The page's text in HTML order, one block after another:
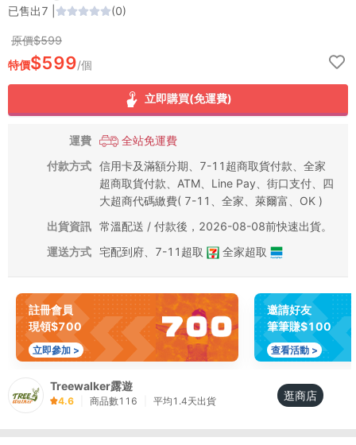
已售出7 (0)
原價$599
特價$599/個
立即購買(免運費)
運費
全站免運費
付款方式 信用卡及滿額分期、7-11超商取貨付款、全家
超商取貨付款、ATM、Line Pay、街口支付、四
大超商代碼繳費( 7-11、全家、萊爾富、OK )
出貨資訊 常溫配送 / 付款後，2026-08-08前快速出貨。
運送方式 宅配到府 7-11超取 全家超取
註冊會員
現領$700
立即參加 >
邀請好友
筆筆賺$100
查看活動 >
Treewalker露遊
4.6 商品數116 平均 1.4天出貨 逛商店